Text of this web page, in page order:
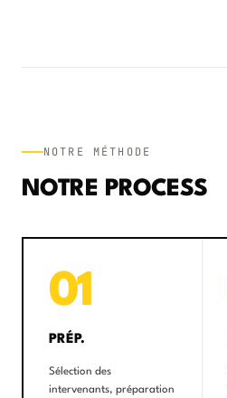
NOTRE MÉTHODE
NOTRE PROCESS
01
PRÉP.
Sélection des
intervenants, préparation